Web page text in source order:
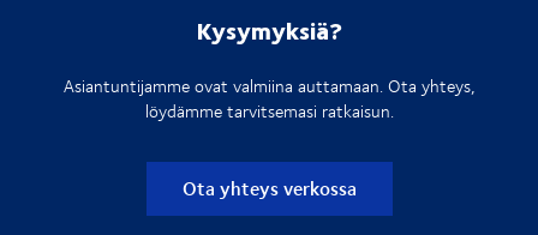
Kysymyksiä?
Asiantuntijamme ovat valmiina auttamaan. Ota yhteys,
löydämme tarvitsemasi ratkaisun.
Ota yhteys verkossa